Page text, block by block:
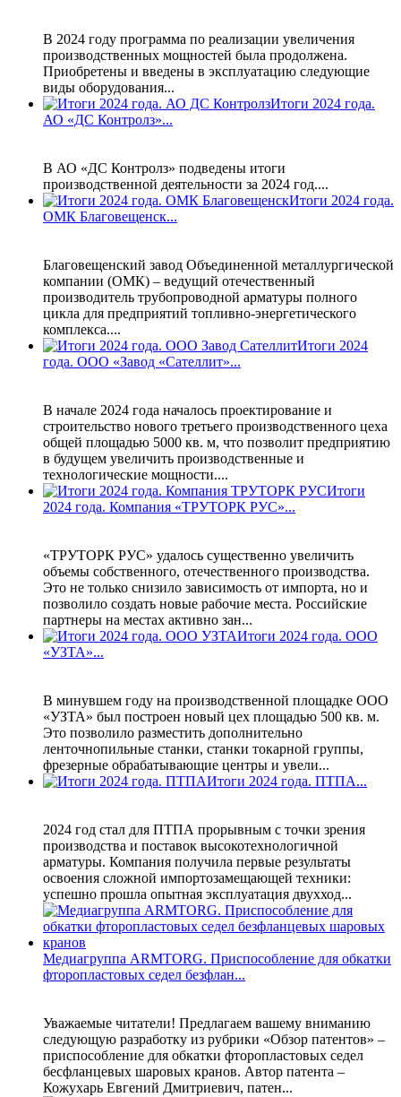
В 2024 году программа по реализации увеличения
производственных мощностей была продолжена.
Приобретены и введены в эксплуатацию следующие
виды оборудования...
Итоги 2024 года.
АО «ДС Контролз»...
В АО «ДС Контролз» подведены итоги
производственной деятельности за 2024 год....
Итоги 2024 года.
ОМК Благовещенск...
Благовещенский завод Объединенной металлургической
компании (ОМК) – ведущий отечественный
производитель трубопроводной арматуры полного
цикла для предприятий топливно-энергетического
комплекса....
Итоги 2024
года. ООО «Завод «Сателлит»...
В начале 2024 года началось проектирование и
строительство нового третьего производственного цеха
общей площадью 5000 кв. м, что позволит предприятию
в будущем увеличить производственные и
технологические мощности....
Итоги
2024 года. Компания «ТРУТОРК РУС»...
«ТРУТОРК РУС» удалось существенно увеличить
объемы собственного, отечественного производства.
Это не только снизило зависимость от импорта, но и
позволило создать новые рабочие места. Российские
партнеры на местах активно зан...
Итоги 2024 года. ООО
«УЗТА»...
В минувшем году на производственной площадке ООО
«УЗТА» был построен новый цех площадью 500 кв. м.
Это позволило разместить дополнительно
ленточнопильные станки, станки токарной группы,
фрезерные обрабатывающие центры и увели...
Итоги 2024 года. ПТПА...
2024 год стал для ПТПА прорывным с точки зрения
производства и поставок высокотехнологичной
арматуры. Компания получила первые результаты
освоения сложной импортозамещающей техники:
успешно прошла опытная эксплуатация двухход...
Медиагруппа ARMTORG. Приспособление для обкатки
фторопластовых седел безфлан...
Уважаемые читатели! Предлагаем вашему вниманию
следующую разработку из рубрики «Обзор патентов» –
приспособление для обкатки фторопластовых седел
бесфланцевых шаровых кранов. Автор патента –
Кожухарь Евгений Дмитриевич, патен...